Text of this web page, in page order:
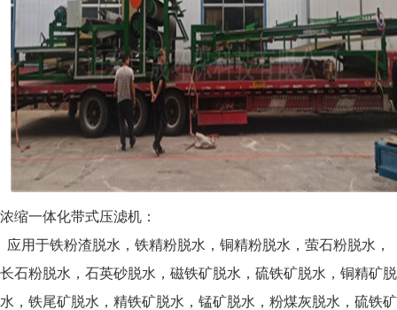
浓缩一体化带式压滤机：
应用于铁粉渣脱水，铁精粉脱水，铜精粉脱水，萤石粉脱水，
长石粉脱水，石英砂脱水，磁铁矿脱水，硫铁矿脱水，铜精矿脱
水，铁尾矿脱水，精铁矿脱水，锰矿脱水，粉煤灰脱水，硫铁矿